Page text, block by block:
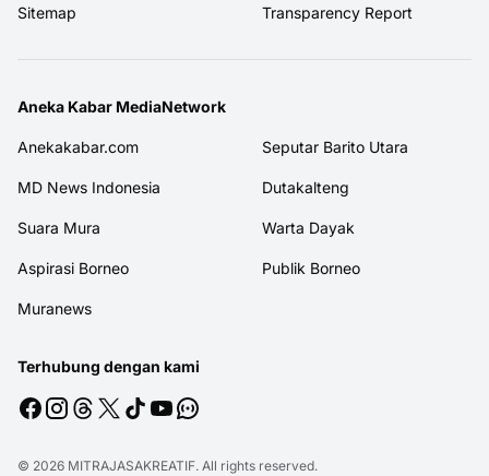
Sitemap Transparency Report
Aneka Kabar MediaNetwork
Anekakabar.com Seputar Barito Utara
MD News Indonesia Dutakalteng
Suara Mura Warta Dayak
Aspirasi Borneo Publik Borneo
Muranews
Terhubung dengan kami
© 2026 MITRAJASAKREATIF. All rights reserved.